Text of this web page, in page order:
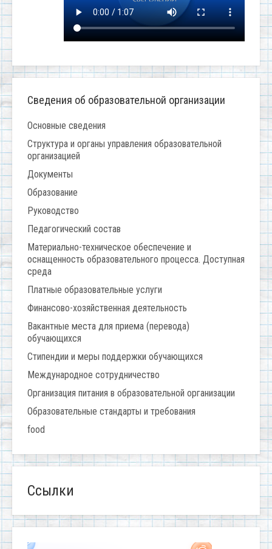
Сведения об образовательной организации
Основные сведения
Структура и органы управления образовательной
организацией
Документы
Образование
Руководство
Педагогический состав
Материально-техническое обеспечение и
оснащенность образовательного процесса. Доступная
среда
Платные образовательные услуги
Финансово-хозяйственная деятельность
Вакантные места для приема (перевода)
обучающихся
Стипендии и меры поддержки обучающихся
Международное сотрудничество
Организация питания в образовательной организации
Образовательные стандарты и требования
food
Ссылки